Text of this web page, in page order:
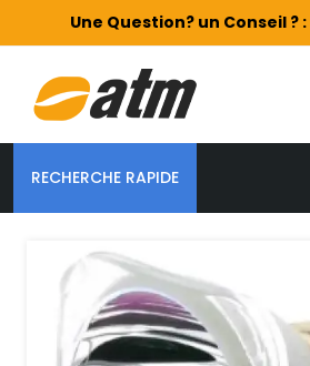
Une Question? un Conseil ? :
RECHERCHE RAPIDE